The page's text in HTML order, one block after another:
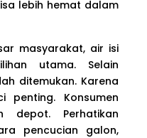
lebih hemat dalam
masyarakat, air isi
utama. Selain
ditemukan. Karena
penting. Konsumen
depot. Perhatikan
pencucian galon,